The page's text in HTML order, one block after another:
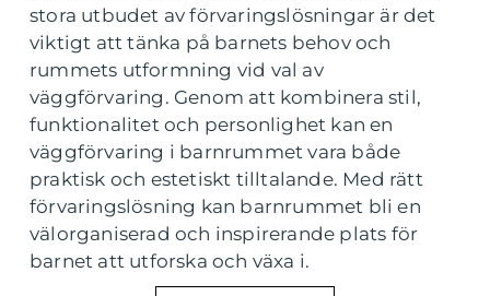
stora utbudet av förvaringslösningar är det
viktigt att tänka på barnets behov och
rummets utformning vid val av
väggförvaring. Genom att kombinera stil,
funktionalitet och personlighet kan en
väggförvaring i barnrummet vara både
praktisk och estetiskt tilltalande. Med rätt
förvaringslösning kan barnrummet bli en
välorganiserad och inspirerande plats för
barnet att utforska och växa i.